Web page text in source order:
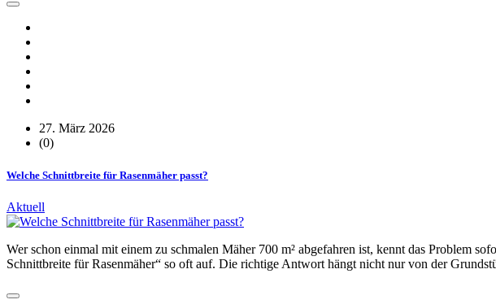
27. März 2026
(0)
Welche Schnittbreite für Rasenmäher passt?
Aktuell
Wer schon einmal mit einem zu schmalen Mäher 700 m² abgefahren ist, kennt das Problem
Schnittbreite für Rasenmäher“ so oft auf. Die richtige Antwort hängt nicht nur von der